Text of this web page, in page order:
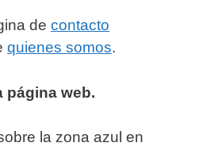
de contacto
quienes somos.
página web.
la zona azul en